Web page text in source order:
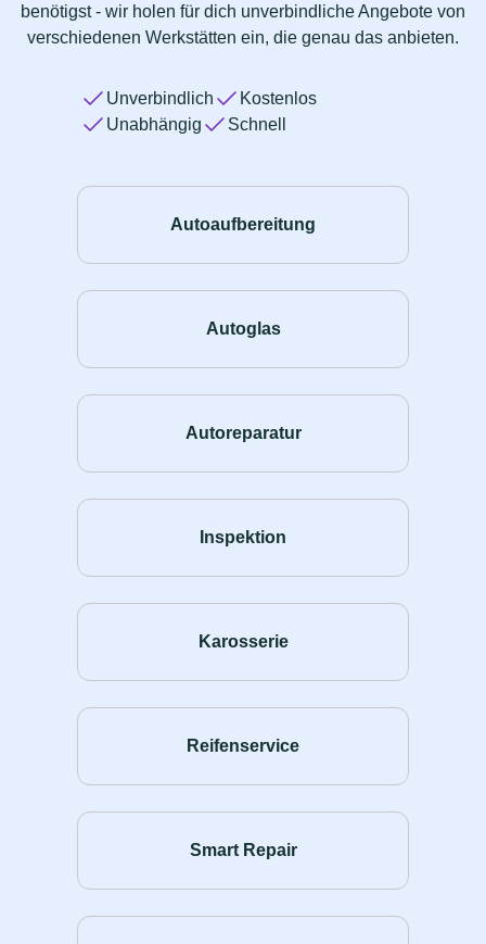
benötigst - wir holen für dich unverbindliche Angebote von
verschiedenen Werkstätten ein, die genau das anbieten.
Unverbindlich
Kostenlos
Unabhängig
Schnell
Autoaufbereitung
Autoglas
Autoreparatur
Inspektion
Karosserie
Reifenservice
Smart Repair